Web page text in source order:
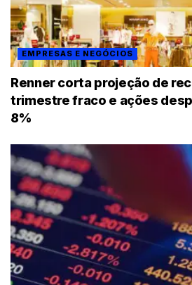
EMPRESAS E NEGÓCIOS
Renner corta projeção de
trimestre fraco e ações
8%